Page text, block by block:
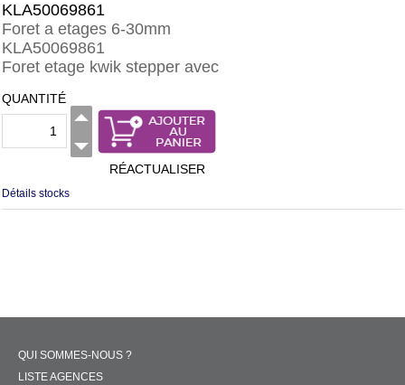
KLA50069861
Foret a etages 6-30mm
KLA50069861
Foret etage kwik stepper avec
QUANTITÉ
RÉACTUALISER
Détails stocks
QUI SOMMES-NOUS ?
LISTE AGENCES